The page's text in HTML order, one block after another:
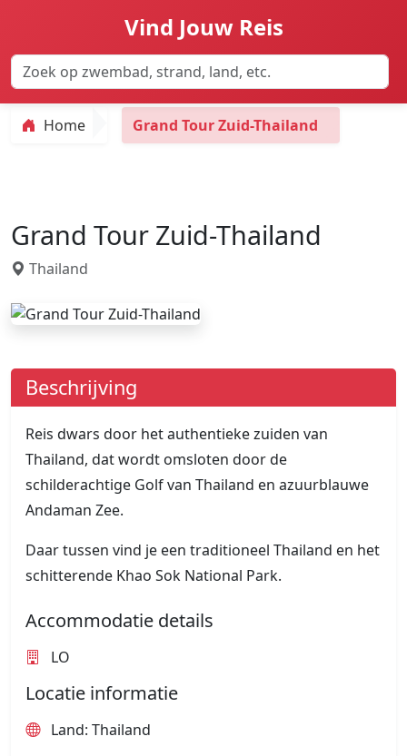
Vind Jouw Reis
Home Grand Tour Zuid-Thailand
Grand Tour Zuid-Thailand
Thailand
Beschrijving
Reis dwars door het authentieke zuiden van
Thailand, dat wordt omsloten door de
schilderachtige Golf van Thailand en azuurblauwe
Andaman Zee.
Daar tussen vind je een traditioneel Thailand en het
schitterende Khao Sok National Park.
Accommodatie details
LO
Locatie informatie
Land: Thailand